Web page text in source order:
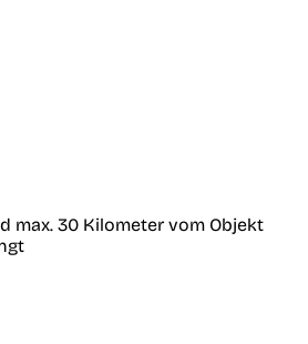
max. 30 Kilometer vom Objekt